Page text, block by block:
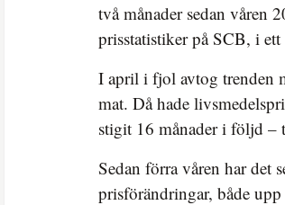
två månader sedan våren
prisstatistiker på SCB, i ett
I april i fjol avtog trenden
mat. Då hade
stigit 16 månader i följd –
Sedan förra våren har det
prisförändringar, både